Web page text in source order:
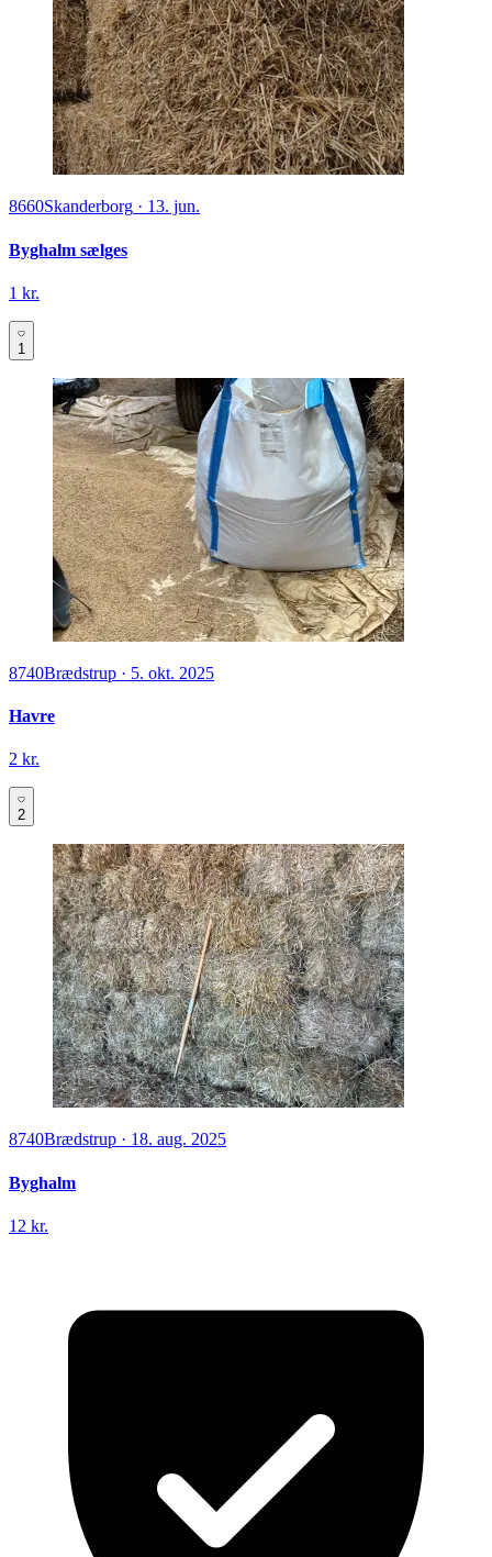
8660Skanderborg · 13. jun.
Byghalm sælges
1 kr.
1
8740Brædstrup · 5. okt. 2025
Havre
2 kr.
2
8740Brædstrup · 18. aug. 2025
Byghalm
12 kr.